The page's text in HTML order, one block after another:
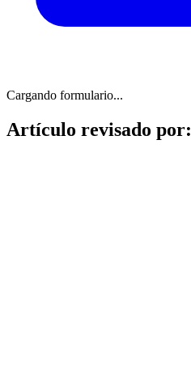
Cargando formulario...
Artículo revisado por: